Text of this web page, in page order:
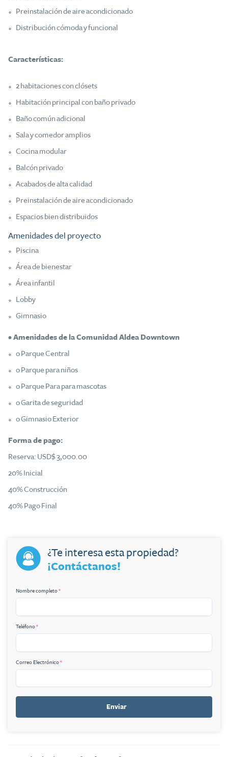
¿Te interesa esta propiedad?
¡Contáctanos!
Nombre completo*
Teléfono*
Correo Electrónico*
Enviar
Preinstalación de aire acondicionado
Distribución cómoda y funcional
Características:
2 habitaciones con clósets
Habitación principal con baño privado
Baño común adicional
Sala y comedor amplios
Cocina modular
Balcón privado
Acabados de alta calidad
Preinstalación de aire acondicionado
Espacios bien distribuidos
Amenidades del proyecto
Piscina
Área de bienestar
Área infantil
Lobby
Gimnasio
• Amenidades de la Comunidad Aldea Downtown
o Parque Central
o Parque para niños
o Parque Para para mascotas
o Garita de seguridad
o Gimnasio Exterior
Forma de pago:
Reserva: USD$ 3,000.00
20% Inicial
40% Construcción
40% Pago Final